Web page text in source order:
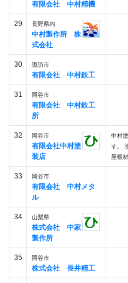
有限会社 中村精機
29 長野県内
中村製作所 株
式会社
30 諏訪市
有限会社 中村鉄工
31 岡谷市
有限会社 中村鉄工
所
32 岡谷市
有限会社中村塗
装店
中村
す。
屋根
33 岡谷市
有限会社 中村メタ
ル
34 山梨県
株式会社 中家
製作所
35 岡谷市
株式会社 長井精工